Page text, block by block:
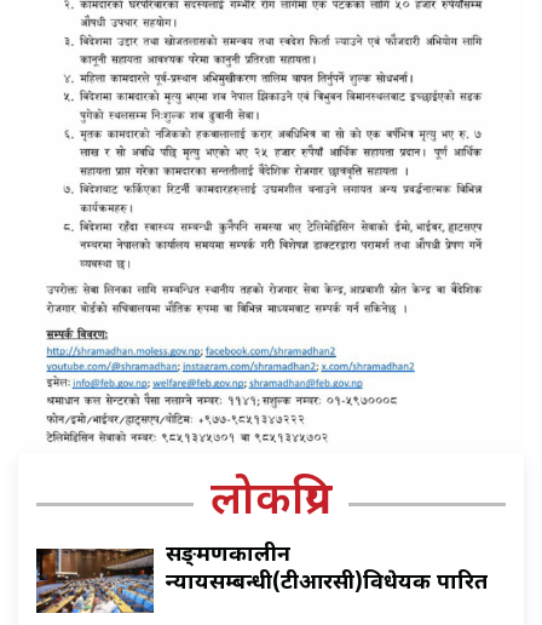
लोकप्रिय
सङ्क्रमणकालीन
न्यायसम्बन्धी(टीआरसी)विधेयक पारित